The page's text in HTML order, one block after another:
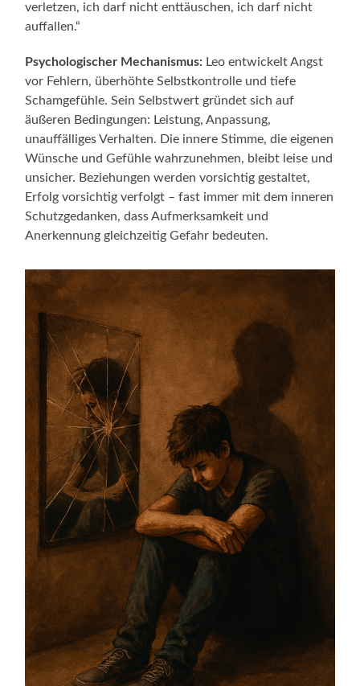
verletzen, ich darf nicht enttäuschen, ich darf nicht
auffallen.“
Psychologischer Mechanismus: Leo entwickelt Angst
vor Fehlern, überhöhte Selbstkontrolle und tiefe
Schamgefühle. Sein Selbstwert gründet sich auf
äußeren Bedingungen: Leistung, Anpassung,
unauffälliges Verhalten. Die innere Stimme, die eigenen
Wünsche und Gefühle wahrzunehmen, bleibt leise und
unsicher. Beziehungen werden vorsichtig gestaltet,
Erfolg vorsichtig verfolgt – fast immer mit dem inneren
Schutzgedanken, dass Aufmerksamkeit und
Anerkennung gleichzeitig Gefahr bedeuten.